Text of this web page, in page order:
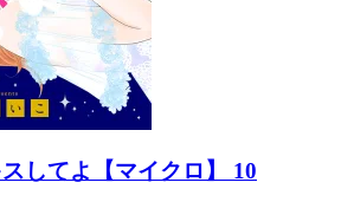
してよ【マイクロ】 10